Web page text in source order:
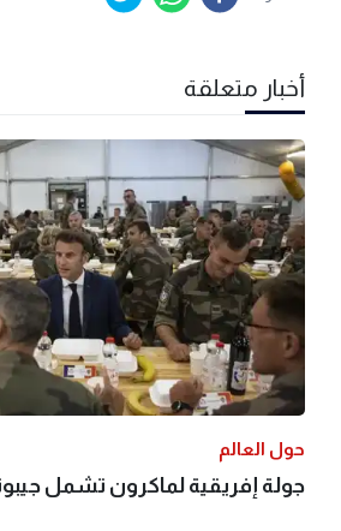
أخبار متعلقة
حول العالم
جولة إفريقية لماكرون تشمل